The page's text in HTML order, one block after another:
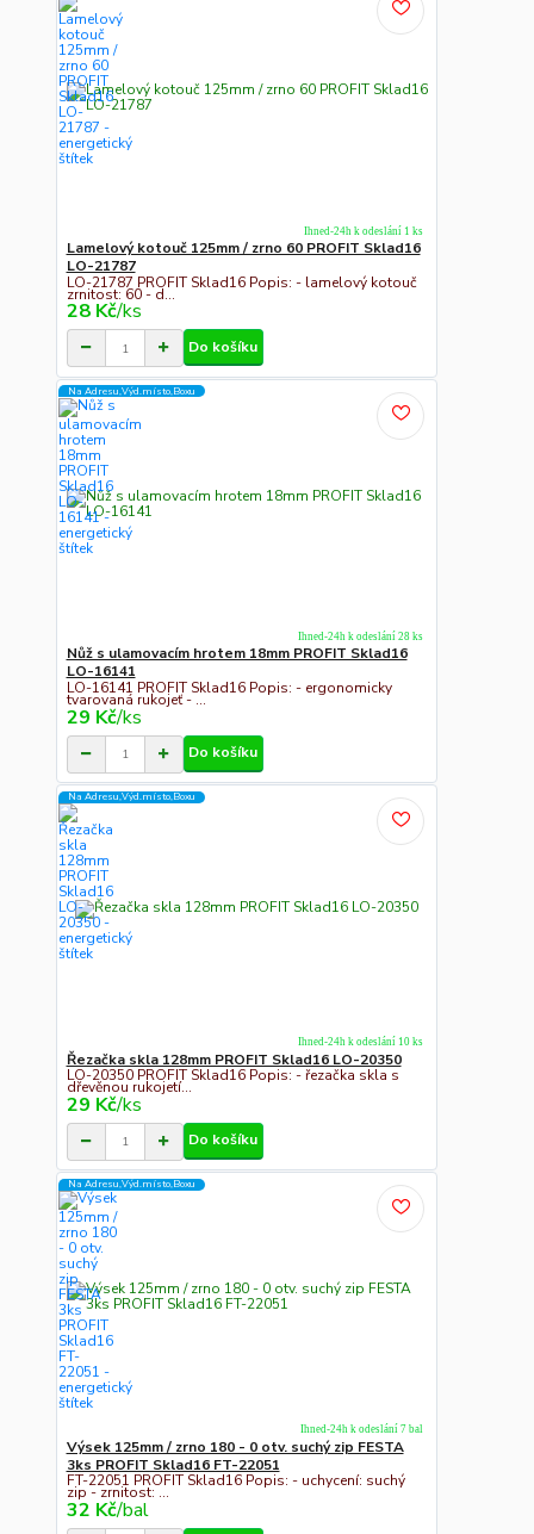
Lamelový kotouč 125mm / zrno 60 PROFIT Sklad16
LO-21787
LO-21787 PROFIT Sklad16 Popis: - lamelový kotouč
zrnitost: 60 - d...
28 Kč/ks
Ihned-24h k odeslání 1 ks
Do košíku
Na Adresu,Výd.místo,Boxu
Nůž s ulamovacím hrotem 18mm PROFIT Sklad16
LO-16141
LO-16141 PROFIT Sklad16 Popis: - ergonomicky
tvarovaná rukojeť - ...
29 Kč/ks
Ihned-24h k odeslání 28 ks
Do košíku
Na Adresu,Výd.místo,Boxu
Řezačka skla 128mm PROFIT Sklad16 LO-20350
LO-20350 PROFIT Sklad16 Popis: - řezačka skla s
dřevěnou rukojetí...
29 Kč/ks
Ihned-24h k odeslání 10 ks
Do košíku
Na Adresu,Výd.místo,Boxu
Výsek 125mm / zrno 180 - 0 otv. suchý zip FESTA
3ks PROFIT Sklad16 FT-22051
FT-22051 PROFIT Sklad16 Popis: - uchycení: suchý
zip - zrnitost: ...
32 Kč/bal
Ihned-24h k odeslání 7 bal